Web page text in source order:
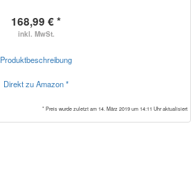
168,99 € *
inkl. MwSt.
Produktbeschreibung
Direkt zu Amazon *
* Preis wurde zuletzt am 14. März 2019 um 14:11 Uhr aktualisiert